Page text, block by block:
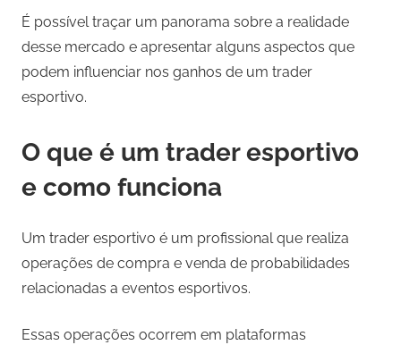
É possível traçar um panorama sobre a realidade
desse mercado e apresentar alguns aspectos que
podem influenciar nos ganhos de um trader
esportivo.
O que é um trader esportivo
e como funciona
Um trader esportivo é um profissional que realiza
operações de compra e venda de probabilidades
relacionadas a eventos esportivos.
Essas operações ocorrem em plataformas